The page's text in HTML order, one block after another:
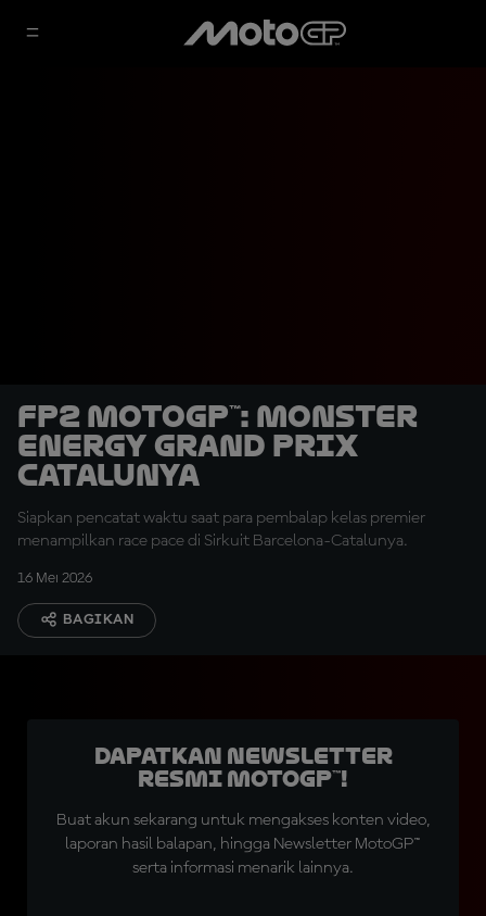
FP2 MotoGP™: Monster
Energy Grand Prix
Catalunya
Siapkan pencatat waktu saat para pembalap kelas premier
menampilkan race pace di Sirkuit Barcelona-Catalunya.
16 Mei 2026
BAGIKAN
Dapatkan Newsletter
Resmi MotoGP™!
Buat akun sekarang untuk mengakses konten video,
laporan hasil balapan, hingga Newsletter MotoGP™
serta informasi menarik lainnya.